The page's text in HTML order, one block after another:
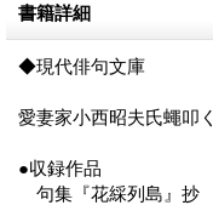
書籍詳細
◆現代俳句文庫
愛妻家小西昭夫氏蠅叩く
●収録作品
句集『花綵列島』抄